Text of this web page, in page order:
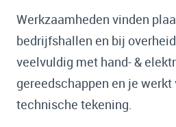
Werkzaamheden vinden
bedrijfshallen en bij
veelvuldig met hand- &
gereedschappen en je
technische tekening.